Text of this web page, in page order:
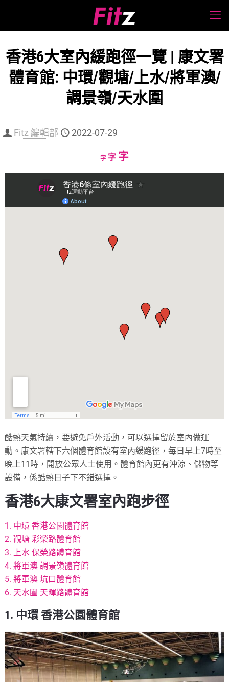
香港6大室內緩跑徑一覽 | 康文署
體育館: 中環/觀塘/上水/將軍澳/
調景嶺/天水圍
Fitz 編輯部 2022-07-29
字Decrease
size.
字Reset
size.
字Increase
size.
酷熱天氣持續，要避免戶外活動，可以選擇留於室內做運
動。康文署轄下六個體育館設有室內緩跑徑，每日早上7時至
晚上11時，開放公眾人士使用。體育館內更有沖涼、儲物等
設備，係酷熱日子下不錯選擇。
香港6大康文署室內跑步徑
1. 中環 香港公園體育館
2. 觀塘 彩榮路體育館
3. 上水 保榮路體育館
4. 將軍澳 調景嶺體育館
5. 將軍澳 坑口體育館
6. 天水圍 天暉路體育館
1. 中環 香港公園體育館